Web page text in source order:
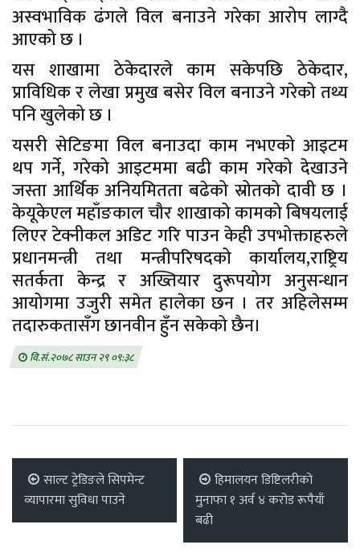
अस्वभाविक ढंगले विल बनाउने गरेका आरोप लाग्दै
आएको छ ।
यस शाखामा ठेकेदारले काम सकेपछि ठेकेदार,
प्राविधिक र लेखा प्रमुख बसेर विल बनाउने गरेको तथ्य
पनि खुलेको छ ।
यसरी सेटिङमा विल बनाउदा काम नभएको आइटम
थप गर्ने, गरेको आइटममा बढी काम गरेको देखाउने
जस्ता आर्थिक अनियमितता बढेको स्रोतको दावी छ ।
केयूकेएल महाँङकाल चौर शाखाको कामको बिषयलाई
लिएर टेक्नीकल अडिट गरि पाउन केही उपभोक्ताहरुले
प्रधानमन्त्री तथा मन्त्रीपरिषदको कार्यालय,राष्ट्रिय
सतर्कता केन्द्र र अख्तियार दुरूपयोग अनुसन्धान
आयोगमा उजुरी समेत हालेका छन । तर अहिलेसम्म
तदारुकतासँग छानवीन हुँन सकेको छैन।
वि.सं.२०७८ साउन २९ ०९:३८
साल्ट ट्रेडिङले सिपमेन्ट
व्यापारमा सुविधा पाउने
हिमालयन डिष्टिलरीको
मुनाफा १ अर्व ४ करोड रूपैयाँ
बढी